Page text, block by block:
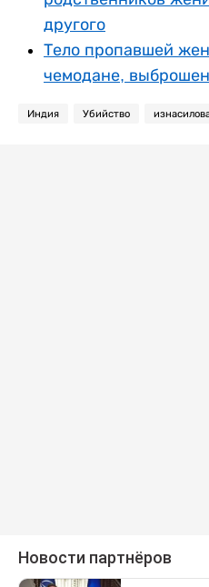
другого
Тело пропавшей
чемодане,
Индия Убийство